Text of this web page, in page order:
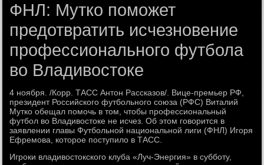
ФНЛ: Мутко поможет
предотвратить исчезновение
профессионального футбола
во Владивостоке
4 ноября. /Корр. ТАСС Антон Рассказов/. Вице-премьер РФ,
президент Российского футбольного союза (РФС) Виталий
Мутко обещал помочь в том, чтобы профессиональный
футбол во Владивостоке не исчез. Об этом говорится в
заявлении главы Футбольной национальной лиги (ФНЛ) Игоря
Ефремова, которое поступило в ТАСС.
Игроки владивостокского клуба «Луч-Энергия» в субботу,